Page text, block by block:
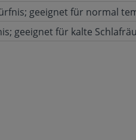
geeignet für normal
geeignet für kalte